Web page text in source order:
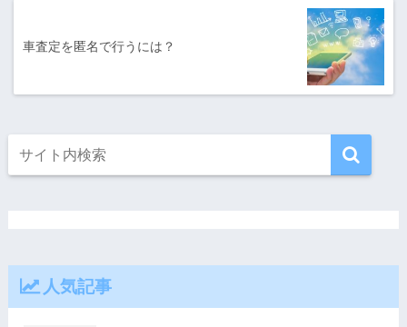
車査定を匿名で行うには？
人気記事